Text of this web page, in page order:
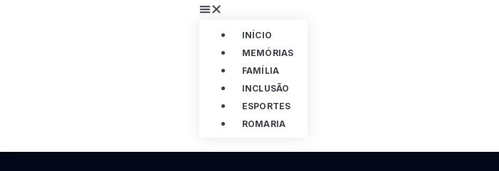
INÍCIO
MEMÓRIAS
FAMÍLIA
INCLUSÃO
ESPORTES
ROMARIA